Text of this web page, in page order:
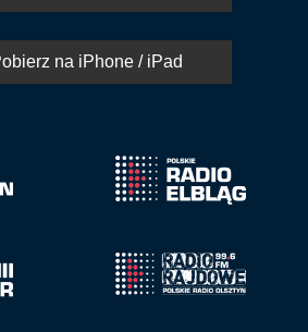
na iPhone / iPad